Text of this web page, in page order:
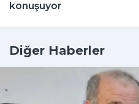
konuşuyor
Diğer Haberler